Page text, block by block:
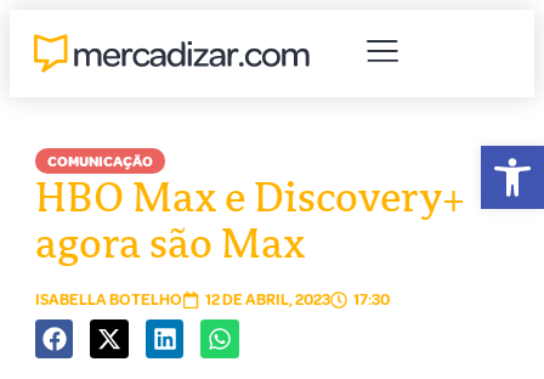
COMUNICAÇÃO
HBO Max e Discovery+
agora são Max
ISABELLA BOTELHO 12 DE ABRIL, 2023 17:30